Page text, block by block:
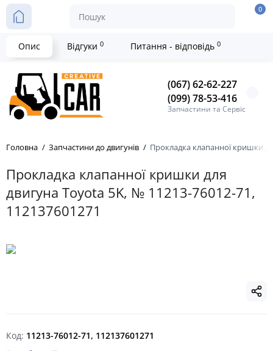
(067) 62-62-227
(099) 78-53-416
Запчастини та Сервіс
0
Головна Запчастини до двигунів Прокладка клапанної кришки
Прокладка клапанної кришки для
двигуна Toyota 5K, № 11213-76012-71,
112137601271
Код: 11213-76012-71, 112137601271
Опис Відгуки 0 Питання - відповідь 0